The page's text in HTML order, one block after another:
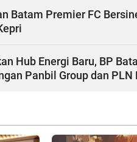
Batam Premier FC
Hub Energi Baru, BP
Panbil Group dan PLN